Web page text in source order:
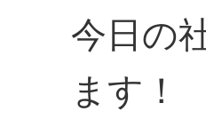
今日の
ます！